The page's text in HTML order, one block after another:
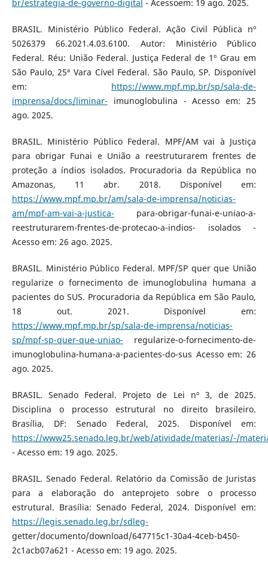
br/estrategia-de-governo-digital - Acessoem: 19 ago. 2025.
BRASIL. Ministério Público Federal. Ação Civil Pública nº
5026379 66.2021.4.03.6100. Autor: Ministério Público
Federal. Réu: União Federal. Justiça Federal de 1º Grau em
São Paulo, 25ª Vara Cível Federal. São Paulo, SP. Disponível
em: https://www.mpf.mp.br/sp/sala-de-
imprensa/docs/liminar- imunoglobulina - Acesso em: 25
ago. 2025.
BRASIL. Ministério Público Federal. MPF/AM vai à Justiça
para obrigar Funai e União a reestruturarem frentes de
proteção a índios isolados. Procuradoria da República no
Amazonas, 11 abr. 2018. Disponível em:
https://www.mpf.mp.br/am/sala-de-imprensa/noticias-
am/mpf-am-vai-a-justica- para-obrigar-funai-e-uniao-a-
reestruturarem-frentes-de-protecao-a-indios- isolados -
Acesso em: 26 ago. 2025.
BRASIL. Ministério Público Federal. MPF/SP quer que União
regularize o fornecimento de imunoglobulina humana a
pacientes do SUS. Procuradoria da República em São Paulo,
18 out. 2021. Disponível em:
https://www.mpf.mp.br/sp/sala-de-imprensa/noticias-
sp/mpf-sp-quer-que-uniao- regularize-o-fornecimento-de-
imunoglobulina-humana-a-pacientes-do-sus Acesso em: 26
ago. 2025.
BRASIL. Senado Federal. Projeto de Lei nº 3, de 2025.
Disciplina o processo estrutural no direito brasileiro.
Brasília, DF: Senado Federal, 2025. Disponível em:
https://www25.senado.leg.br/web/atividade/materias/-/
- Acesso em: 19 ago. 2025.
BRASIL. Senado Federal. Relatório da Comissão de Juristas
para a elaboração do anteprojeto sobre o processo
estrutural. Brasília: Senado Federal, 2024. Disponível em:
https://legis.senado.leg.br/sdleg-
getter/documento/download/647715c1-30a4-4ceb-b450-
2c1acb07a621 - Acesso em: 19 ago. 2025.